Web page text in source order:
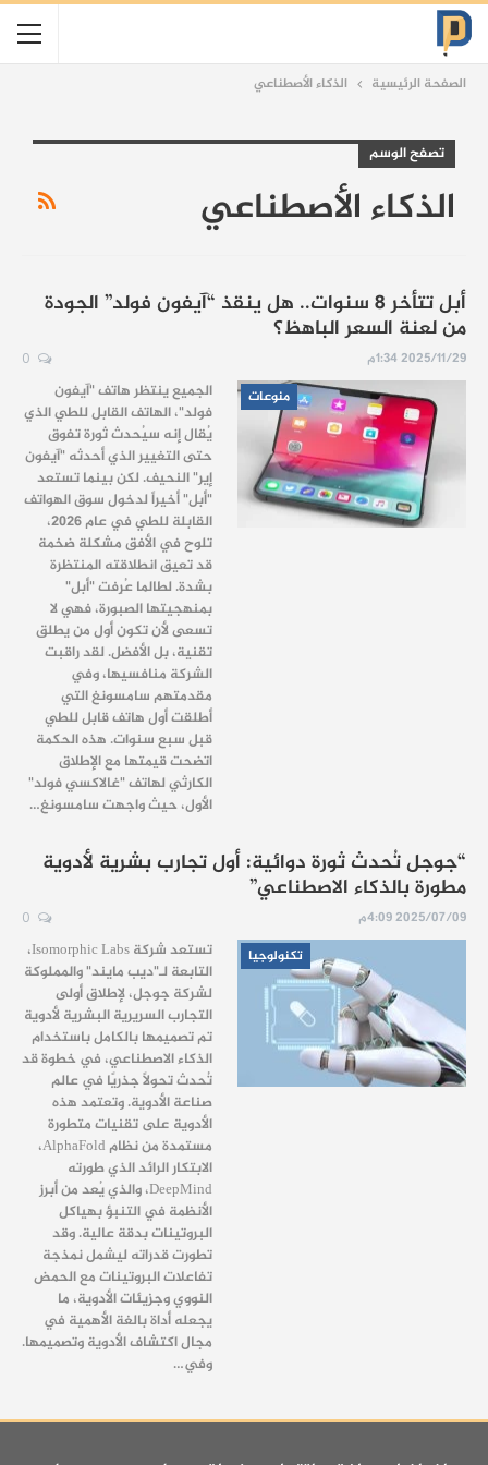
الصفحة الرئيسية الذكاء الأصطناعي
تصفح الوسم
الذكاء الأصطناعي
أبل تتأخر 8 سنوات.. هل ينقذ “آيفون فولد” الجودة
من لعنة السعر الباهظ؟
2025/11/29 1:34م
منوعات
الجميع ينتظر هاتف "آيفون
فولد"، الهاتف القابل للطي الذي
يُقال إنه سيُحدث ثورة تفوق
حتى التغيير الذي أحدثه "آيفون
إير" النحيف. لكن بينما تستعد
"أبل" أخيراً لدخول سوق الهواتف
القابلة للطي في عام 2026،
تلوح في الأفق مشكلة ضخمة
قد تعيق انطلاقته المنتظرة
بشدة. لطالما عُرِفت "أبل"
بمنهجيتها الصبورة، فهي لا
تسعى لأن تكون أول من يطلق
تقنية، بل الأفضل. لقد راقبت
الشركة منافسيها، وفي
مقدمتهم سامسونغ التي
أطلقت أول هاتف قابل للطي
قبل سبع سنوات. هذه الحكمة
اتضحت قيمتها مع الإطلاق
الكارثي لهاتف "غالاكسي فولد"
الأول، حيث واجهت سامسونغ…
“جوجل تُحدث ثورة دوائية: أول تجارب بشرية لأدوية
مطورة بالذكاء الاصطناعي”
2025/07/09 4:09م
تكنولوجيا
تستعد شركة Isomorphic Labs،
التابعة لـ"ديب مايند" والمملوكة
لشركة جوجل، لإطلاق أولى
التجارب السريرية البشرية لأدوية
تم تصميمها بالكامل باستخدام
الذكاء الاصطناعي، في خطوة قد
تُحدث تحولًا جذريًا في عالم
صناعة الأدوية. وتعتمد هذه
الأدوية على تقنيات متطورة
مستمدة من نظام AlphaFold،
الابتكار الرائد الذي طورته
DeepMind، والذي يُعد من أبرز
الأنظمة في التنبؤ بهياكل
البروتينات بدقة عالية. وقد
تطورت قدراته ليشمل نمذجة
تفاعلات البروتينات مع الحمض
النووي وجزيئات الأدوية، ما
يجعله أداة بالغة الأهمية في
مجال اكتشاف الأدوية وتصميمها.
وفي…